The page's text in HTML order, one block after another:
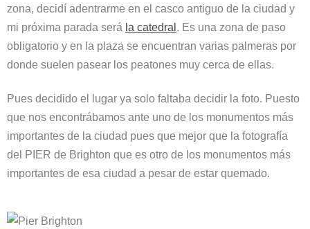
zona, decidí adentrarme en el casco antiguo de la ciudad y
mi próxima parada será la catedral . Es una zona de paso
obligatorio y en la plaza se encuentran varias palmeras por
donde suelen pasear los peatones muy cerca de ellas.
Pues decidido el lugar ya solo faltaba decidir la foto. Puesto
que nos encontrábamos ante uno de los monumentos más
importantes de la ciudad pues que mejor que la fotografía
del PIER de Brighton que es otro de los monumentos más
importantes de esa ciudad a pesar de estar quemado.